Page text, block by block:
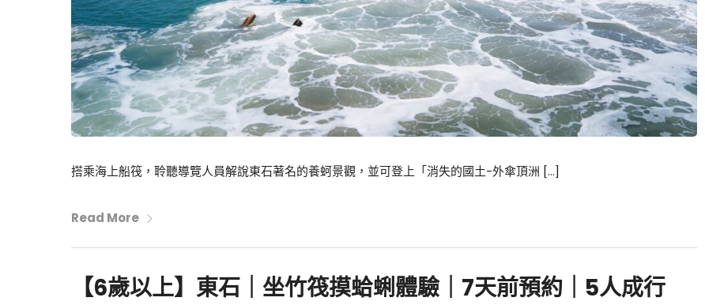
搭乘海上船筏，聆聽導覽人員解說東石著名的養蚵景觀，並可登上「消失的國土-外傘頂洲 […]
Read More
【6歲以上】東石｜坐竹筏摸蛤蜊體驗｜7天前預約｜5人成行